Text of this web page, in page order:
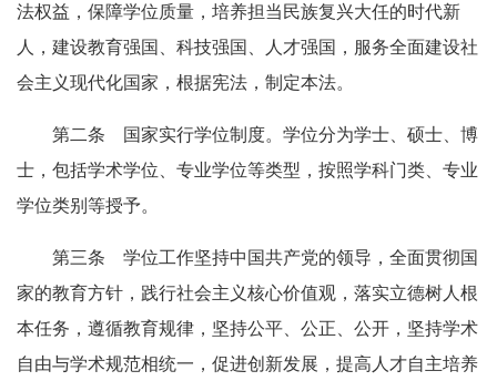
法权益，保障学位质量，培养担当民族复兴大任的时代新
人，建设教育强国、科技强国、人才强国，服务全面建设社
会主义现代化国家，根据宪法，制定本法。
第二条 国家实行学位制度。学位分为学士、硕士、博
士，包括学术学位、专业学位等类型，按照学科门类、专业
学位类别等授予。
第三条 学位工作坚持中国共产党的领导，全面贯彻国
家的教育方针，践行社会主义核心价值观，落实立德树人根
本任务，遵循教育规律，坚持公平、公正、公开，坚持学术
自由与学术规范相统一，促进创新发展，提高人才自主培养